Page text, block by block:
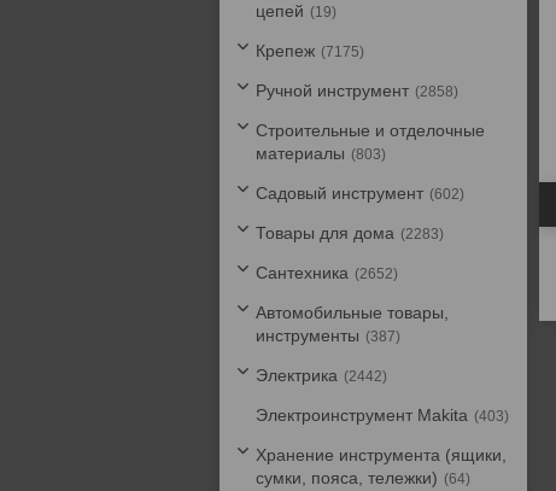
цепей
19
Крепеж 7175
Ручной инструмент 2858
Строительные и отделочные
материалы
803
Садовый инструмент 602
Товары для дома 2283
Сантехника 2652
Автомобильные товары,
инструменты
387
Электрика 2442
Электроинструмент Makita 403
Хранение инструмента (ящики,
сумки, пояса, тележки)
64